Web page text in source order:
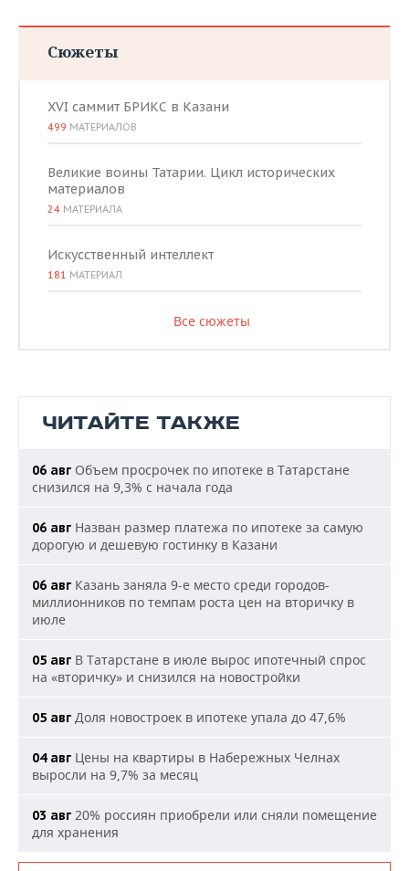
Сюжеты
XVI саммит БРИКС в Казани
499 МАТЕРИАЛОВ
Великие воины Татарии. Цикл исторических
материалов
24 МАТЕРИАЛА
Искусственный интеллект
181 МАТЕРИАЛ
Все сюжеты
ЧИТАЙТЕ ТАКЖЕ
06 авг Объем просрочек по ипотеке в Татарстане
снизился на 9,3% с начала года
06 авг Назван размер платежа по ипотеке за самую
дорогую и дешевую гостинку в Казани
06 авг Казань заняла 9-е место среди городов-
миллионников по темпам роста цен на вторичку в
июле
05 авг В Татарстане в июле вырос ипотечный спрос
на «вторичку» и снизился на новостройки
05 авг Доля новостроек в ипотеке упала до 47,6%
04 авг Цены на квартиры в Набережных Челнах
выросли на 9,7% за месяц
03 авг 20% россиян приобрели или сняли помещение
для хранения